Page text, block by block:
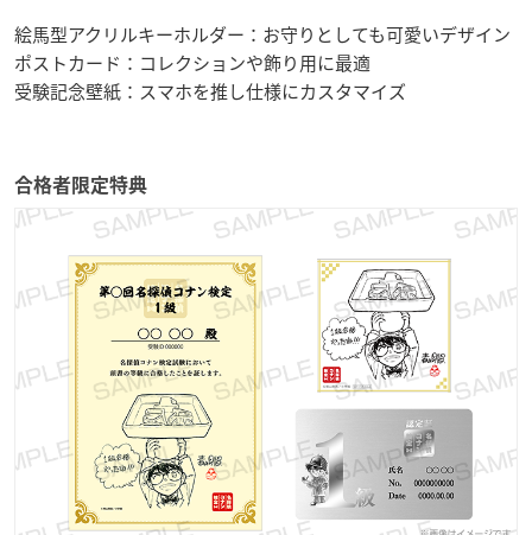
絵馬型アクリルキーホルダー：お守りとしても可愛いデザイン
ポストカード：コレクションや飾り用に最適
受験記念壁紙：スマホを推し仕様にカスタマイズ
合格者限定特典